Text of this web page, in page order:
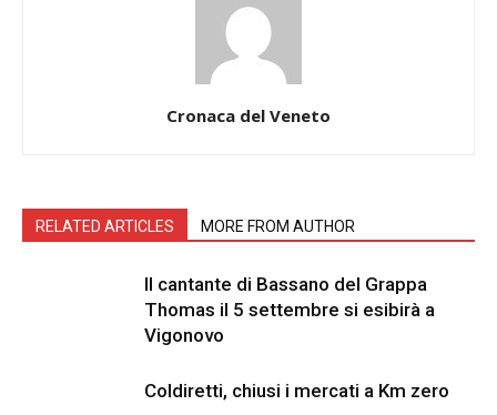
Cronaca del Veneto
RELATED ARTICLES MORE FROM AUTHOR
Il cantante di Bassano del Grappa
Thomas il 5 settembre si esibirà a
Vigonovo
Coldiretti, chiusi i mercati a Km zero